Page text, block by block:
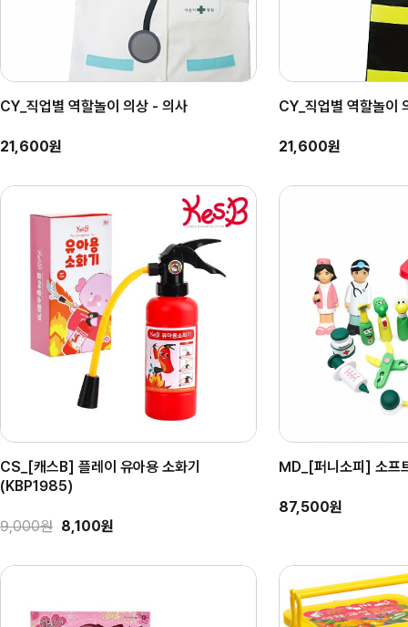
CY_직업별 역할놀이 의상 - 의사
21,600원
CY_직업별 역할놀이
21,600원
CS_[캐스B] 플레이 유아용 소화기
(KBP1985)
9,000원 8,100원
MD_[퍼니소피] 소프
87,500원